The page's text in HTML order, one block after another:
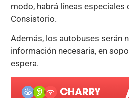
modo, habrá líneas especiales
Consistorio.
Además, los autobuses serán
información necesaria, en
espera.